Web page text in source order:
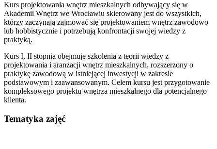
Kurs projektowania wnętrz mieszkalnych odbywający się w
Akademii Wnętrz we Wrocławiu skierowany jest do wszystkich,
którzy zaczynają zajmować się projektowaniem wnętrz zawodowo
lub hobbistycznie i potrzebują konfrontacji swojej wiedzy z
praktyką.
Kurs I, II stopnia obejmuje szkolenia z teorii wiedzy z
projektowania i aranżacji wnętrz mieszkalnych, rozszerzony o
praktykę zawodową w istniejącej inwestycji w zakresie
podstawowym i zaawansowanym. Celem kursu jest przygotowanie
kompleksowego projektu wnętrza mieszkalnego dla potencjalnego
klienta.
Tematyka zajęć